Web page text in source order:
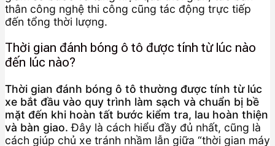
thân công nghệ thi công cũng tác động trực tiếp
đến tổng thời lượng.
Thời gian đánh bóng ô tô được tính từ lúc nào
đến lúc nào?
Thời gian đánh bóng ô tô thường được tính từ lúc
xe bắt đầu vào quy trình làm sạch và chuẩn bị bề
mặt đến khi hoàn tất bước kiểm tra, lau hoàn thiện
và bàn giao. Đây là cách hiểu đầy đủ nhất, cũng là
cách giúp chủ xe tránh nhầm lẫn giữa “thời gian máy